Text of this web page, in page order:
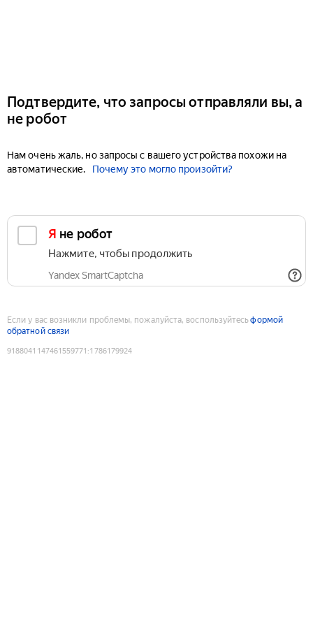
Подтвердите, что запросы отправляли вы, а
не робот
Нам очень жаль, но запросы с вашего устройства похожи на
автоматические.
Почему это могло произойти?
Я не робот
Нажмите, чтобы продолжить
Yandex SmartCaptcha
Если у вас возникли проблемы, пожалуйста, воспользуйтесьформой
обратной связи
9188041147461559771 :1786179924